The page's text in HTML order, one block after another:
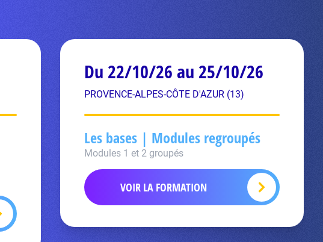
Du 22/10/26 au 25/10/26
PROVENCE-ALPES-CÔTE D'AZUR (13)
Les bases | Modules regroupés
Modules 1 et 2 groupés
VOIR LA FORMATION